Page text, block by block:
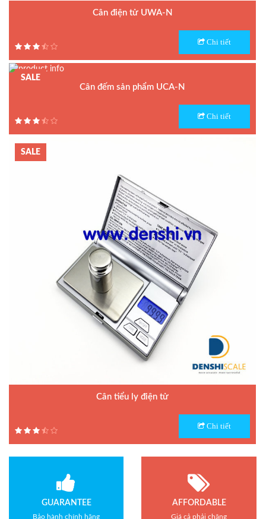
Cân điện tử UWA-N
Hãng sản xuất : UTE
Bảo hành: 1.5 năm
Chi tiết
SALE
Cân đếm sản phẩm UCA-N
Hãng sản xuất : UTE - Taiwan
Chi tiết
SALE
Cân tiểu ly điện tử
Hãng sản xuất : Jadever
Chi tiết
GUARANTEE
Bảo hành chính hãng
AFFORDABLE
Giá cả phải chăng